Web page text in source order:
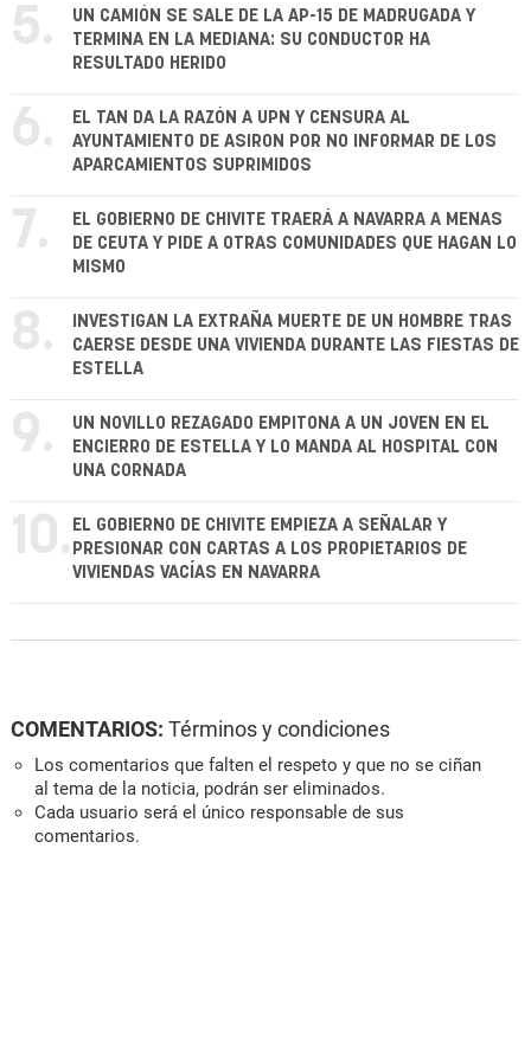
5.
UN CAMIÓN SE SALE DE LA AP-15 DE MADRUGADA Y
TERMINA EN LA MEDIANA: SU CONDUCTOR HA
RESULTADO HERIDO
6.
EL TAN DA LA RAZÓN A UPN Y CENSURA AL
AYUNTAMIENTO DE ASIRON POR NO INFORMAR DE LOS
APARCAMIENTOS SUPRIMIDOS
7.
EL GOBIERNO DE CHIVITE TRAERÁ A NAVARRA A MENAS
DE CEUTA Y PIDE A OTRAS COMUNIDADES QUE HAGAN LO
MISMO
8.
INVESTIGAN LA EXTRAÑA MUERTE DE UN HOMBRE TRAS
CAERSE DESDE UNA VIVIENDA DURANTE LAS FIESTAS DE
ESTELLA
9.
UN NOVILLO REZAGADO EMPITONA A UN JOVEN EN EL
ENCIERRO DE ESTELLA Y LO MANDA AL HOSPITAL CON
UNA CORNADA
10. EL GOBIERNO DE CHIVITE EMPIEZA A SEÑALAR Y
PRESIONAR CON CARTAS A LOS PROPIETARIOS DE
VIVIENDAS VACÍAS EN NAVARRA
COMENTARIOS: Términos y condiciones
Los comentarios que falten el respeto y que no se ciñan
al tema de la noticia, podrán ser eliminados.
Cada usuario será el único responsable de sus
comentarios.